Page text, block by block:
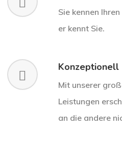
Sie kennen
er kennt Sie.
Konzeptionell
Mit unserer
Leistungen
an die andere